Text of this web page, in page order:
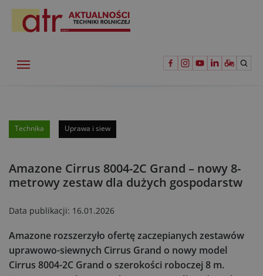
Technika Uprawa i siew
Amazone Cirrus 8004-2C Grand – nowy 8-
metrowy zestaw dla dużych gospodarstw
Data publikacji: 16.01.2026
Amazone rozszerzyło ofertę zaczepianych zestawów
uprawowo-siewnych Cirrus Grand o nowy model
Cirrus 8004-2C Grand o szerokości roboczej 8 m.